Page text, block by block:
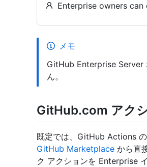
Enterprise owners
メモ
GitHub Enterprise Server
ん。
GitHub.com アク
既定では、GitHub Actions
GitHub Marketplace から直
ク アクションを Enterprise